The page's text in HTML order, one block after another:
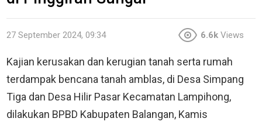
27 September 2024, 09:34 6.6k Views
Kajian kerusakan dan kerugian tanah serta rumah
terdampak bencana tanah amblas, di Desa Simpang
Tiga dan Desa Hilir Pasar Kecamatan Lampihong,
dilakukan BPBD Kabupaten Balangan, Kamis